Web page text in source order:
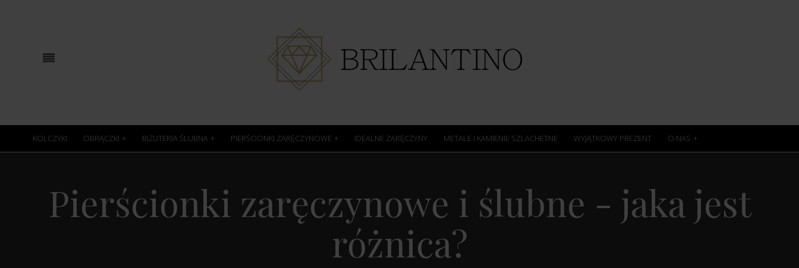
KOLCZYKI OBRĄCZKI BIŻUTERIA ŚLUBNA PIERŚCIONKI ZARĘCZYNOWE IDEALNE ZARĘCZYNY METALE I KAMIENIE SZLACHETNE WYJĄTKOWY PREZENT O NAS
Pierścionki zaręczynowe i ślubne - jaka jest
różnica?